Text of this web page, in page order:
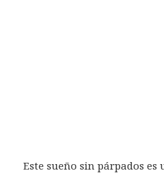
Este sueño sin párpados